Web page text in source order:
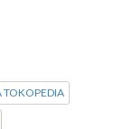
TOKOPEDIA